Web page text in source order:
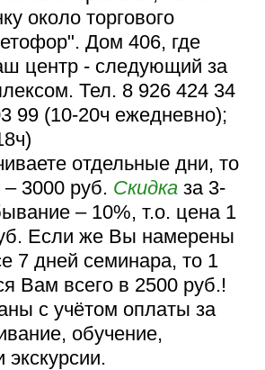
около торгового
Дом 406, где
центр - следующий за
Тел. 8 926 424 34
99 (10-20ч ежедневно);
отдельные дни, то
3000 руб. Скидка за 3-
– 10%, т.о. цена 1
Если же Вы намерены
7 дней семинара, то 1
Вам всего в 2500 руб.!
с учётом оплаты за
обучение,
экскурсии.